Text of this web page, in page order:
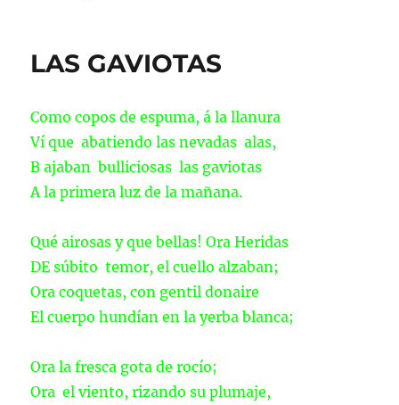
LAS GAVIOTAS
Como copos de espuma, á la llanura
Ví que abatiendo las nevadas alas,
B ajaban bulliciosas las gaviotas
A la primera luz de la mañana.
Qué airosas y que bellas! Ora Heridas
DE súbito temor, el cuello alzaban;
Ora coquetas, con gentil donaire
El cuerpo hundían en la yerba blanca;
Ora la fresca gota de rocío;
Ora el viento, rizando su plumaje,